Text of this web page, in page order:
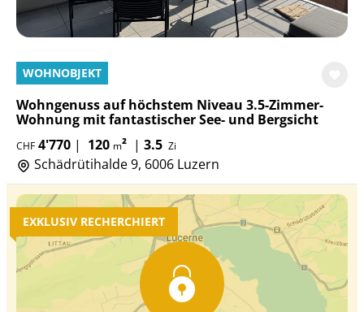
WOHNOBJEKT
Wohngenuss auf höchstem Niveau 3.5-Zimmer-
Wohnung mit fantastischer See- und Bergsicht
CHF 4'770 | 120 m² | 3.5 Zi
Schädrütihalde 9, 6006 Luzern
EXKLUSIV RECHERCHIERT